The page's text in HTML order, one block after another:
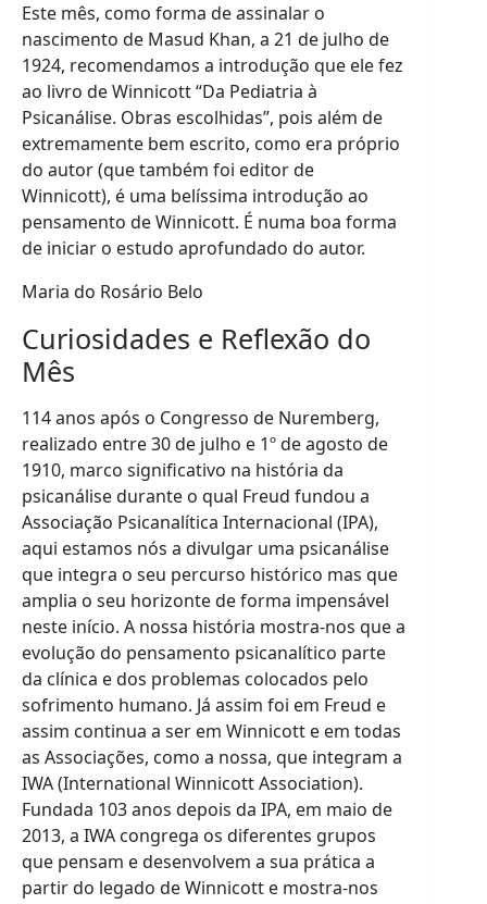
Este mês, como forma de assinalar o
nascimento de Masud Khan, a 21 de julho de
1924, recomendamos a introdução que ele fez
ao livro de Winnicott “Da Pediatria à
Psicanálise. Obras escolhidas”, pois além de
extremamente bem escrito, como era próprio
do autor (que também foi editor de
Winnicott), é uma belíssima introdução ao
pensamento de Winnicott. É numa boa forma
de iniciar o estudo aprofundado do autor.
Maria do Rosário Belo
Curiosidades e Reflexão do
Mês
114 anos após o Congresso de Nuremberg,
realizado entre 30 de julho e 1º de agosto de
1910, marco significativo na história da
psicanálise durante o qual Freud fundou a
Associação Psicanalítica Internacional (IPA),
aqui estamos nós a divulgar uma psicanálise
que integra o seu percurso histórico mas que
amplia o seu horizonte de forma impensável
neste início. A nossa história mostra-nos que a
evolução do pensamento psicanalítico parte
da clínica e dos problemas colocados pelo
sofrimento humano. Já assim foi em Freud e
assim continua a ser em Winnicott e em todas
as Associações, como a nossa, que integram a
IWA (International Winnicott Association).
Fundada 103 anos depois da IPA, em maio de
2013, a IWA congrega os diferentes grupos
que pensam e desenvolvem a sua prática a
partir do legado de Winnicott e mostra-nos